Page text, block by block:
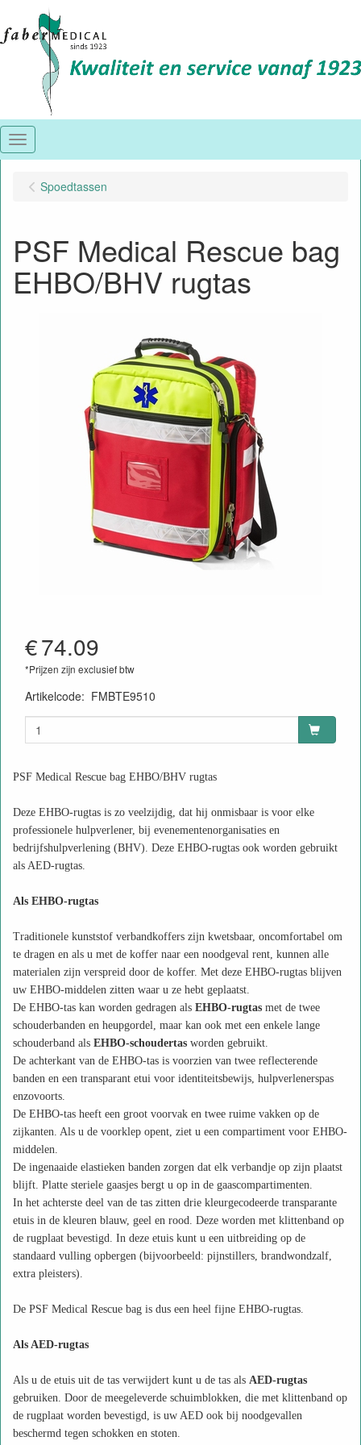
Menu
Spoedtassen
PSF Medical Rescue bag
EHBO/BHV rugtas
€74.09
*Prijzen zijn exclusief btw
Artikelcode: FMBTE9510
PSF Medical Rescue bag EHBO/BHV rugtas
Deze EHBO-rugtas is zo veelzijdig, dat hij onmisbaar is voor elke
professionele hulpverlener, bij evenementenorganisaties en
bedrijfshulpverlening (BHV). Deze EHBO-rugtas ook worden gebruikt
als AED-rugtas.
Als EHBO-rugtas
Traditionele kunststof verbandkoffers zijn kwetsbaar, oncomfortabel om
te dragen en als u met de koffer naar een noodgeval rent, kunnen alle
materialen zijn verspreid door de koffer. Met deze EHBO-rugtas blijven
uw EHBO-middelen zitten waar u ze hebt geplaatst.
De EHBO-tas kan worden gedragen als EHBO-rugtas met de twee
schouderbanden en heupgordel, maar kan ook met een enkele lange
schouderband als EHBO-schoudertas worden gebruikt.
De achterkant van de EHBO-tas is voorzien van twee reflecterende
banden en een transparant etui voor identiteitsbewijs, hulpverlenerspas
enzovoorts.
De EHBO-tas heeft een groot voorvak en twee ruime vakken op de
zijkanten. Als u de voorklep opent, ziet u een compartiment voor EHBO-
middelen.
De ingenaaide elastieken banden zorgen dat elk verbandje op zijn plaatst
blijft. Platte steriele gaasjes bergt u op in de gaascompartimenten.
In het achterste deel van de tas zitten drie kleurgecodeerde transparante
etuis in de kleuren blauw, geel en rood. Deze worden met klittenband op
de rugplaat bevestigd. In deze etuis kunt u een uitbreiding op de
standaard vulling opbergen (bijvoorbeeld: pijnstillers, brandwondzalf,
extra pleisters).
De PSF Medical Rescue bag is dus een heel fijne EHBO-rugtas.
Als AED-rugtas
Als u de etuis uit de tas verwijdert kunt u de tas als AED-rugtas
gebruiken. Door de meegeleverde schuimblokken, die met klittenband op
de rugplaat worden bevestigd, is uw AED ook bij noodgevallen
beschermd tegen schokken en stoten.